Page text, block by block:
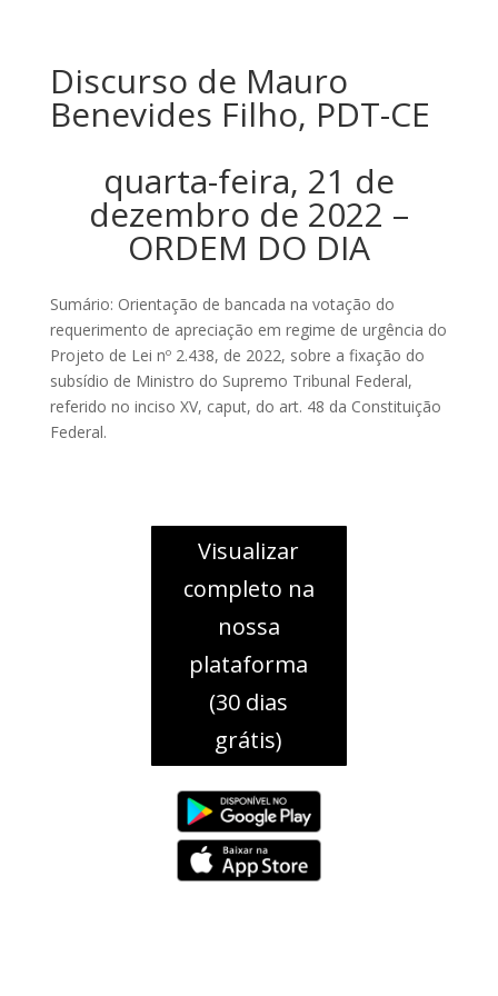
Discurso de Mauro
Benevides Filho, PDT-CE
quarta-feira, 21 de
dezembro de 2022 –
ORDEM DO DIA
Sumário: Orientação de bancada na votação do
requerimento de apreciação em regime de urgência do
Projeto de Lei nº 2.438, de 2022, sobre a fixação do
subsídio de Ministro do Supremo Tribunal Federal,
referido no inciso XV, caput, do art. 48 da Constituição
Federal.
Visualizar
completo na
nossa
plataforma
(30 dias
grátis)